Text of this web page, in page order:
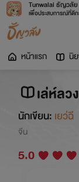
Tunwalai ธัญวลัย
เพื่อประสบการณ์ที่ดี
หน้าแรก นิ
เล่ห์ล
นักเขียน: เยว่ฉี
จีน
5.0